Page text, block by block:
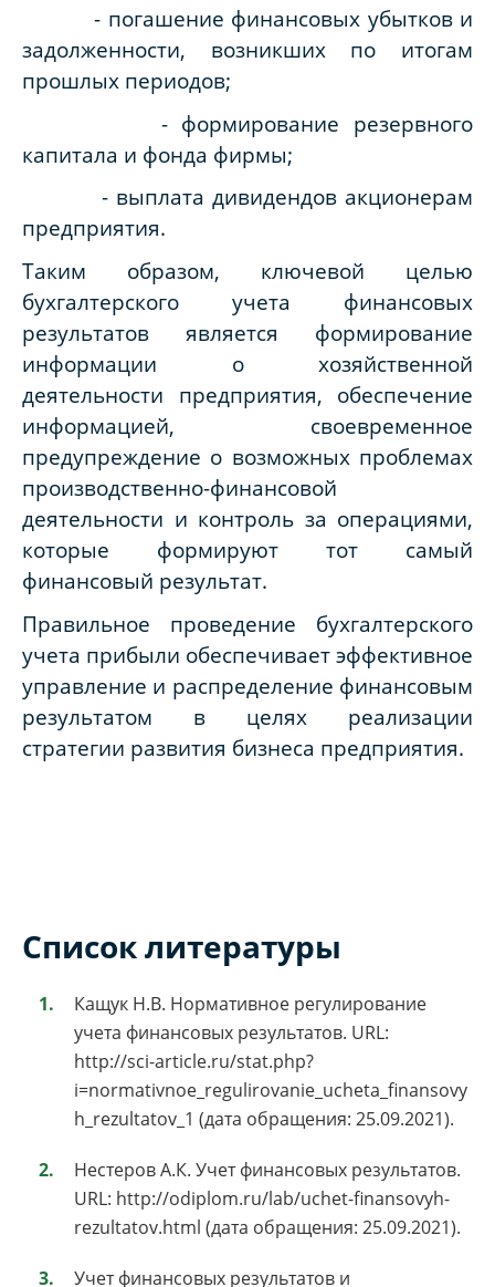
- погашение финансовых убытков и
задолженности, возникших по итогам
прошлых периодов;
- формирование резервного
капитала и фонда фирмы;
- выплата дивидендов акционерам
предприятия.
Таким образом, ключевой целью
бухгалтерского учета финансовых
результатов является формирование
информации о хозяйственной
деятельности предприятия, обеспечение
информацией, своевременное
предупреждение о возможных проблемах
производственно-финансовой
деятельности и контроль за операциями,
которые формируют тот самый
финансовый результат.
Правильное проведение бухгалтерского
учета прибыли обеспечивает эффективное
управление и распределение финансовым
результатом в целях реализации
стратегии развития бизнеса предприятия.
Список литературы
Кащук Н.В. Нормативное регулирование
учета финансовых результатов. URL:
http://sci-article.ru/stat.php?
i=normativnoe_regulirovanie_ucheta_finansovy
h_rezultatov_1 (дата обращения: 25.09.2021).
Нестеров А.К. Учет финансовых результатов.
URL: http://odiplom.ru/lab/uchet-finansovyh-
rezultatov.html (дата обращения: 25.09.2021).
Учет финансовых результатов и